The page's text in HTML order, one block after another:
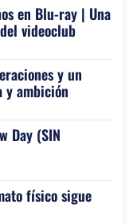
en Blu-ray | Una
videoclub
y un
y ambición
Day (SIN
físico sigue